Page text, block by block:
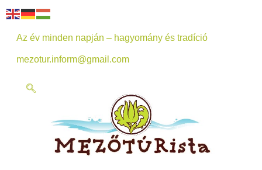
Az év minden napján – hagyomány és tradíció
mezotur.inform@gmail.com